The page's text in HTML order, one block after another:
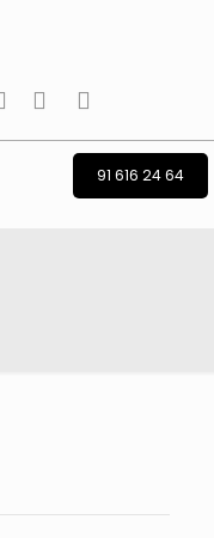
Telegramwhatsapp
91 616 24 64